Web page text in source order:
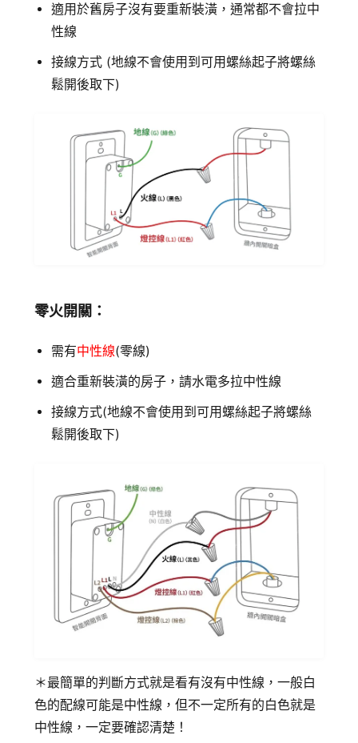
適用於舊房子沒有要重新裝潢，通常都不會拉中
性線
接線方式 (地線不會使用到可用螺絲起子將螺絲
鬆開後取下)
零火開關：
需有中性線(零線)
適合重新裝潢的房子，請水電多拉中性線
接線方式(地線不會使用到可用螺絲起子將螺絲
鬆開後取下)
＊最簡單的判斷方式就是看有沒有中性線，一般白
色的配線可能是中性線，但不一定所有的白色就是
中性線，一定要確認清楚！
加入 JARVIS VIP